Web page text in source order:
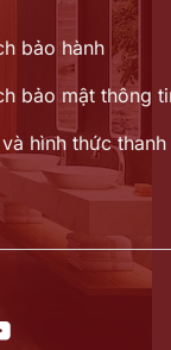
bảo hành
bảo mật thông
hình thức thanh